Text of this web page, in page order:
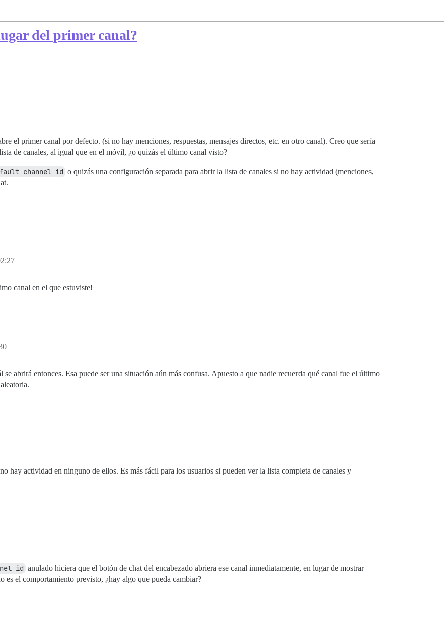
del primer canal?
el primer canal por defecto. (si no hay menciones, respuestas, mensajes directos, etc. en otro canal). Creo que sería
de canales, al igual que en el móvil, ¿o quizás el último canal visto?
channel id o quizás una configuración separada para abrir la lista de canales si no hay actividad (menciones,
canal en el que estuviste!
abrirá entonces. Esa puede ser una situación aún más confusa. Apuesto a que nadie recuerda qué canal fue el último
hay actividad en ninguno de ellos. Es más fácil para los usuarios si pueden ver la lista completa de canales y
id anulado hiciera que el botón de chat del encabezado abriera ese canal inmediatamente, en lugar de mostrar
es el comportamiento previsto, ¿hay algo que pueda cambiar?